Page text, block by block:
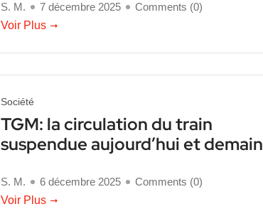
S. M. 7 décembre 2025 Comments (0)
Voir Plus
Société
TGM: la circulation du train
suspendue aujourd’hui et demain
S. M. 6 décembre 2025 Comments (0)
Voir Plus